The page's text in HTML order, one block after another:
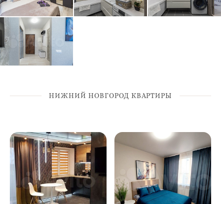
НИЖНИЙ НОВГОРОД КВАРТИРЫ